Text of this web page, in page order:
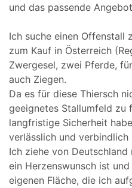
und das passende
Ich suche einen Offenstall
zum Kauf in Österreich
Zwergesel, zwei Pferde,
auch Ziegen.
Da es für diese Thiersch
geeignetes Stallumfeld zu
langfristige Sicherheit
verlässlich und
Ich ziehe von
ein Herzenswunsch ist
eigenen Fläche, die ich